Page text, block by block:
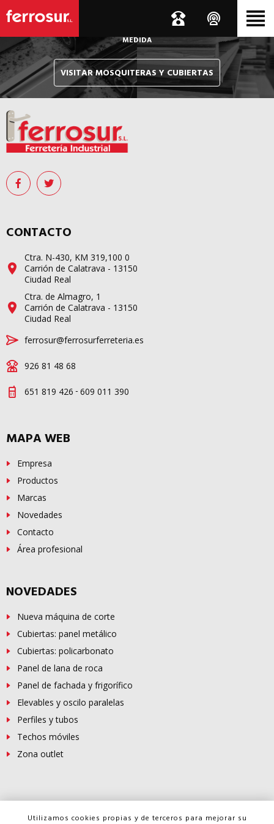
Le hacemos llegar, allí donde esté, y en tiempo récord,
sus pedidos de mosquiteras y sistemas de cubiertas confeccionados A
MEDIDA
VISITAR MOSQUITERAS Y CUBIERTAS
CONTACTO
Ctra. N-430, KM 319,100 0
Carrión de Calatrava - 13150
Ciudad Real
Ctra. de Almagro, 1
Carrión de Calatrava - 13150
Ciudad Real
ferrosur@ferrosurferreteria.es
926 81 48 68
651 819 426 - 609 011 390
MAPA WEB
Empresa
Productos
Marcas
Novedades
Contacto
Área profesional
NOVEDADES
Nueva máquina de corte
Cubiertas: panel metálico
Cubiertas: policarbonato
Panel de lana de roca
Panel de fachada y frigorífico
Elevables y oscilo paralelas
Perfiles y tubos
Techos móviles
Zona outlet
© Copyright - FERROSUR2026
Utilizamos cookies propias y de terceros para mejorar su